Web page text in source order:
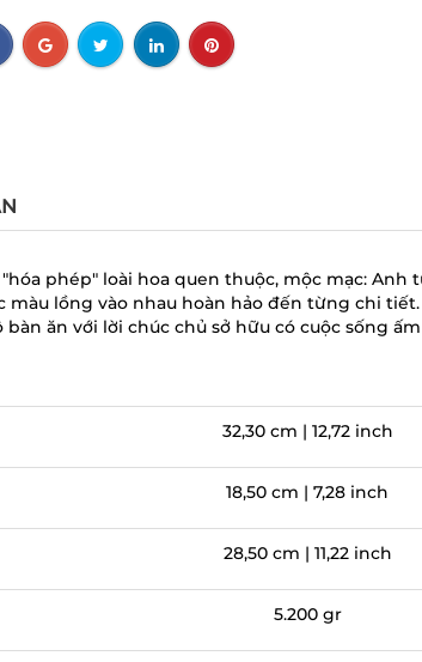
phép" loài hoa quen thuộc, mộc mạc:
màu lồng vào nhau hoàn hảo đến từng chi
ăn với lời chúc chủ sở hữu có cuộc sống
32,30 cm | 12,72 inch
18,50 cm | 7,28 inch
28,50 cm | 11,22 inch
5.200 gr